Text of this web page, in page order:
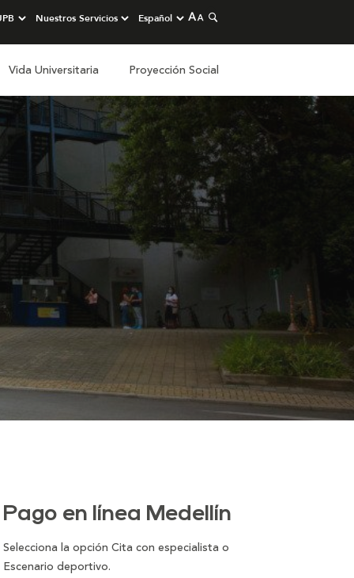
Vida Universitaria Proyección Social
Pago en línea Medellín
Selecciona la opción Cita con especialista o
Escenario deportivo.